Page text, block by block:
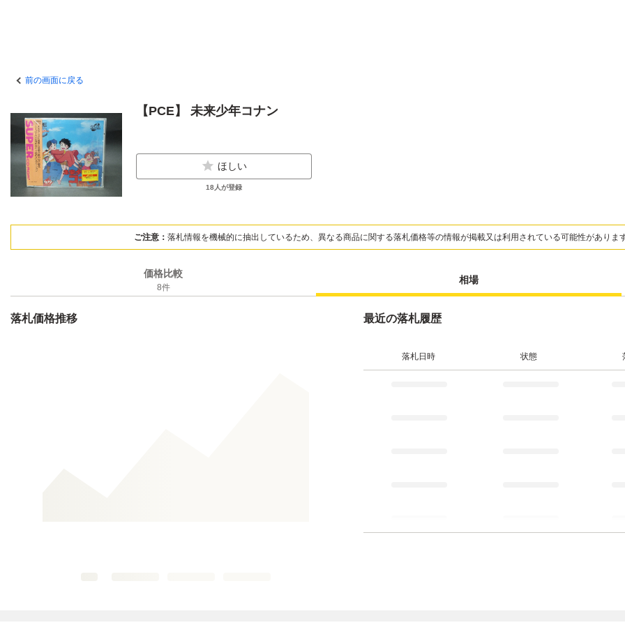
前の画面に戻る
【PCE】 未来少年コナン
ほしい
18人が登録
ご注意： 落札情報を機械的に抽出しているため、異なる商品に関する落札価格等の情報が掲載又は利用されている可能性がありま
価格比較
8件
相場
落札価格推移 最近の落札履歴
落札日時 状態